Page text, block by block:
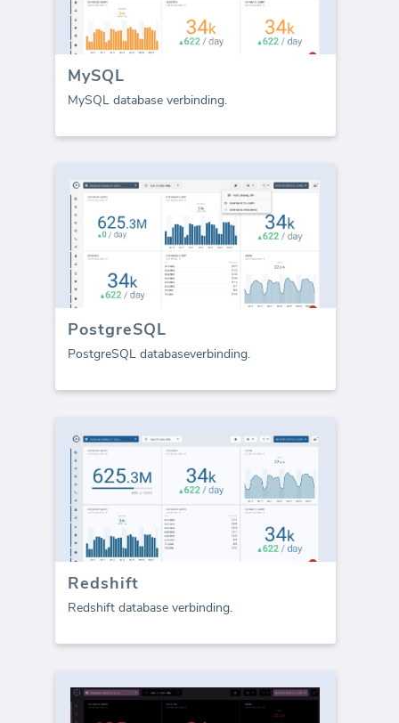
MySQL
MySQL database verbinding.
PostgreSQL
PostgreSQL databaseverbinding.
Redshift
Redshift database verbinding.